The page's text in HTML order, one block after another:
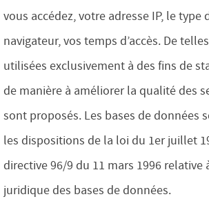
vous accédez, votre adresse IP, le type
navigateur, vos temps d’accès. De
utilisées exclusivement à des fins de
de manière à améliorer la qualité des
sont proposés. Les bases de données
les dispositions de la loi du 1er juillet
directive 96/9 du 11 mars 1996 relative
juridique des bases de données.